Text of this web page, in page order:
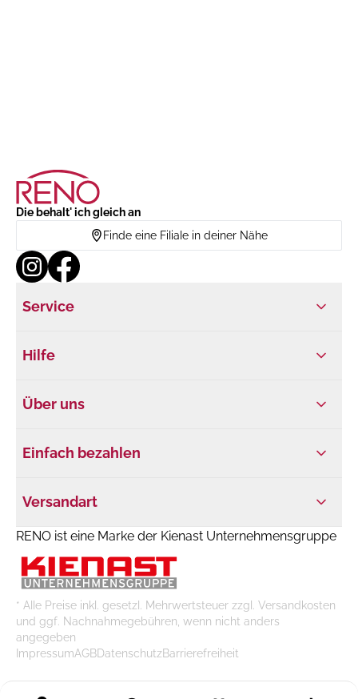
Die behalt' ich gleich an
Finde eine Filiale in deiner Nähe
Service
Hilfe
Über uns
Einfach bezahlen
Versandart
RENO ist eine Marke der Kienast Unternehmensgruppe
* Alle Preise inkl. gesetzl. Mehrwertsteuer zzgl. Versandkosten
und ggf. Nachnahmegebühren, wenn nicht anders
angegeben
ImpressumAGBDatenschutzBarrierefreiheit